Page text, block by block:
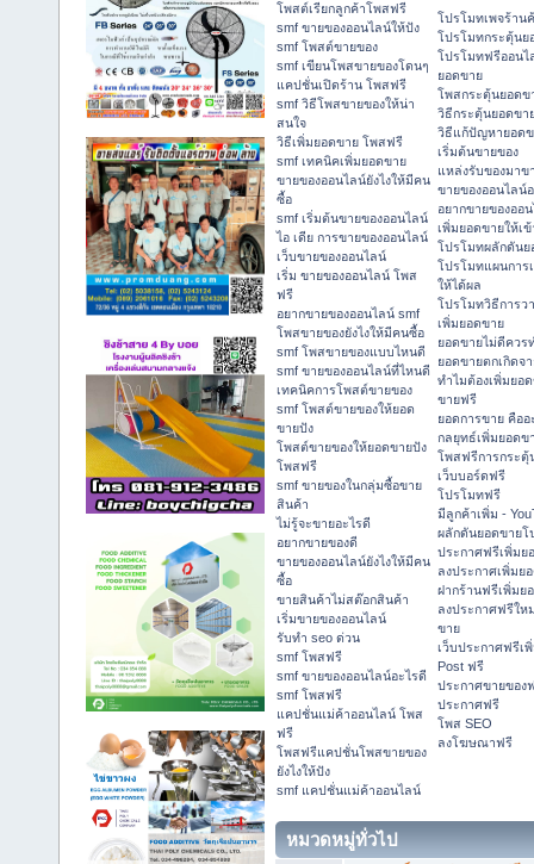
โพสต์เรียกลูกค้าโพสฟรี
smf ขายของออนไลน์ให้ปัง
smf โพสต์ขายของ
smf เขียนโพสขายของโดนๆ
แคปชั่นเปิดร้าน โพสฟรี
smf วิธีโพสขายของให้น่า
สนใจ
วิธีเพิ่มยอดขาย โพสฟรี
smf เทคนิคเพิ่มยอดขาย
ขายของออนไลน์ยังไงให้มีคน
ซื้อ
smf เริ่มต้นขายของออนไลน์
ไอ เดีย การขายของออนไลน์
เว็บขายของออนไลน์
เริ่ม ขายของออนไลน์ โพส
ฟรี
อยากขายของออนไลน์ smf
โพสขายของยังไงให้มีคนซื้อ
smf โพสขายของแบบไหนดี
smf ขายของออนไลน์ที่ไหนดี
เทคนิคการโพสต์ขายของ
smf โพสต์ขายของให้ยอด
ขายปัง
โพสต์ขายของให้ยอดขายปัง
โพสฟรี
smf ขายของในกลุ่มซื้อขาย
สินค้า
ไม่รู้จะขายอะไรดี
อยากขายของดี
ขายของออนไลน์ยังไงให้มีคน
ซื้อ
ขายสินค้าไม่สต๊อกสินค้า
เริ่มขายของออนไลน์
รับทำ seo ด่วน
smf โพสฟรี
smf ขายของออนไลน์อะไรดี
smf โพสฟรี
แคปชั่นแม่ค้าออนไลน์ โพส
ฟรี
โพสฟรีแคปชั่นโพสขายของ
ยังไงให้ปัง
smf แคปชั่นแม่ค้าออนไลน์
โปรโมทเพจร้าน
โปรโมทกระตุ้นย
โปรโมทฟรีออนไ
ยอดขาย
โพสกระตุ้นยอดข
วิธีกระตุ้นยอดขา
วิธีแก้ปัญหายอด
เริ่มต้นขายของ
แหล่งรับของมาข
ขายของออนไลน์
อยากขายของออ
เพิ่มยอดขายให้เข้
โปรโมทผลักดันย
โปรโมทแผนการ
ให้ได้ผล
โปรโมทวิธีการว
เพิ่มยอดขาย
ยอดขายไม่ดีควร
ยอดขายตกเกิดจ
ทำไมต้องเพิ่มยอ
ขายฟรี
ยอดการขาย คืออ
กลยุทธ์เพิ่มยอดข
โพสฟรีการกระตุ้
เว็บบอร์ดฟรี
โปรโมทฟรี
มีลูกค้าเพิ่ม -
ผลักดันยอดขายโ
ประกาศฟรีเพิ่มย
ลงประกาศเพิ่มย
ฝากร้านฟรีเพิ่มย
ลงประกาศฟรีให
ขาย
เว็บประกาศฟรีเ
Post ฟรี
ประกาศขายของ
ประกาศฟรี
โพส SEO
ลงโฆษณาฟรี
หมวดหมู่ทั่วไป